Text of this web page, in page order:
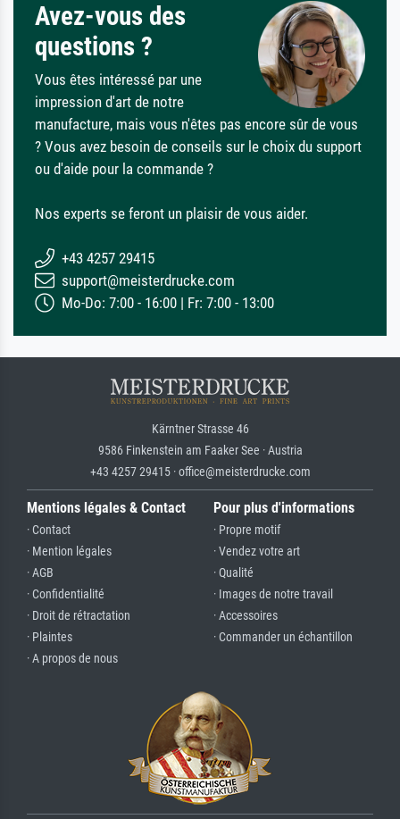
Avez-vous des
questions ?
Vous êtes intéressé par une
impression d'art de notre
manufacture, mais vous n'êtes pas encore sûr de vous
? Vous avez besoin de conseils sur le choix du support
ou d'aide pour la commande ?
Nos experts se feront un plaisir de vous aider.
+43 4257 29415
support@meisterdrucke.com
Mo-Do: 7:00 - 16:00 | Fr: 7:00 - 13:00
Kärntner Strasse 46
9586 Finkenstein am Faaker See · Austria
+43 4257 29415 · office@meisterdrucke.com
Mentions légales & Contact
· Contact
· Mention légales
· AGB
· Confidentialité
· Droit de rétractation
· Plaintes
· A propos de nous
Pour plus d'informations
· Propre motif
· Vendez votre art
· Qualité
· Images de notre travail
· Accessoires
· Commander un échantillon